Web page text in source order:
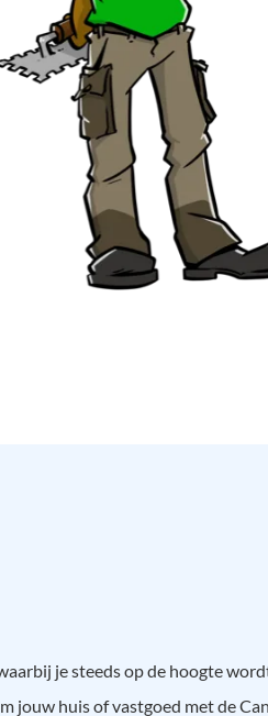
je steeds op de hoogte
jouw huis of vastgoed met de